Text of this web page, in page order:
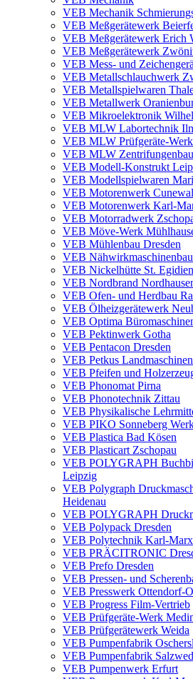
VEB Mechanik
VEB Meßgerätewerk
VEB Meßgerätewerk Erich
VEB Meßgerätewerk
VEB Mess- und
VEB Metallschlauchwerk
VEB Metallspielwaren
VEB Metallwerk
VEB Mikroelektronik
VEB MLW Labortechnik
VEB MLW Prüfgeräte-
VEB MLW
VEB Modell-Konstrukt
VEB Modellspielwaren
VEB Motorenwerk
VEB Motorenwerk Karl-
VEB Motorradwerk
VEB Möve-Werk
VEB Mühlenbau Dresden
VEB
VEB Nickelhütte St. Egidien
VEB Nordbrand
VEB Ofen- und Herdbau
VEB Ölheizgerätewerk
VEB Optima
VEB Pektinwerk Gotha
VEB Pentacon Dresden
VEB Petkus
VEB Pfeifen und
VEB Phonomat Pirna
VEB Phonotechnik Zittau
VEB Physikalische
VEB PIKO Sonneberg
VEB Plastica Bad Kösen
VEB Plasticart Zschopau
VEB POLYGRAPH
Leipzig
VEB Polygraph
Heidenau
VEB POLYGRAPH
VEB Polypack Dresden
VEB Polytechnik Karl-
VEB PRÄCITRONIC
VEB Prefo Dresden
VEB Pressen- und
VEB Presswerk Ottendorf-
VEB Progress Film-Vertrieb
VEB Prüfgeräte-Werk
VEB Prüfgerätewerk Weida
VEB Pumpenfabrik
VEB Pumpenfabrik
VEB Pumpenwerk Erfurt